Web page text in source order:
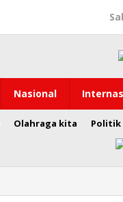
Nasional
Olahraga kita